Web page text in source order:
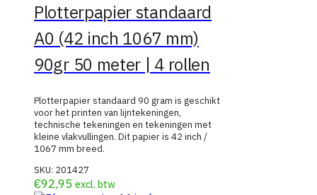
Plotterpapier standaard
A0 (42 inch 1067 mm)
90gr 50 meter | 4 rollen
Plotterpapier standaard 90 gram is geschikt
voor het printen van lijntekeningen,
technische tekeningen en tekeningen met
kleine vlakvullingen. Dit papier is 42 inch /
1067 mm breed.
SKU: 201427
€92,95 excl. btw